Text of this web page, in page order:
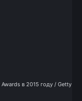
в 2015 году / Getty